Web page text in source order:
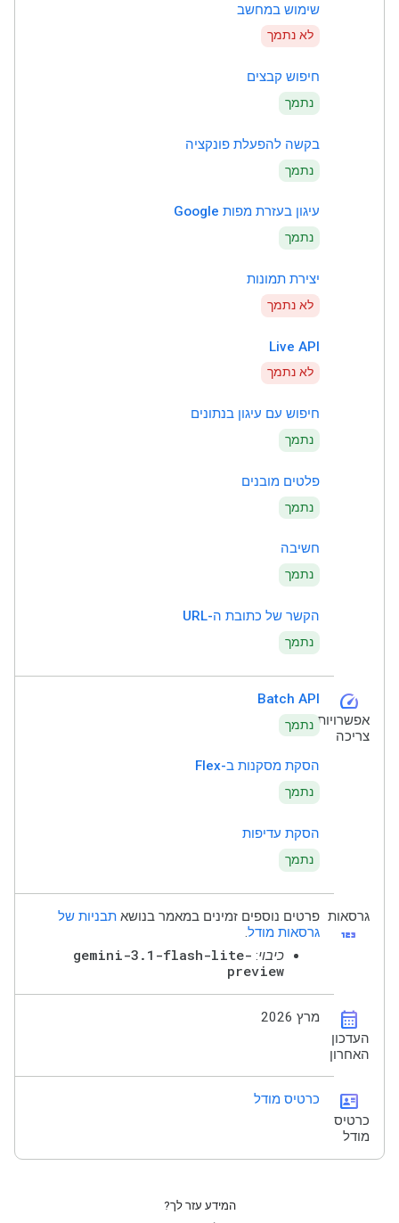
שימוש במחשב
לא נתמך
חיפוש קבצים
נתמך
בקשה להפעלת פונקציה
נתמך
עיגון בעזרת מפות Google
נתמך
יצירת תמונות
לא נתמך
Live API
לא נתמך
חיפוש עם עיגון בנתונים
נתמך
פלטים מובנים
נתמך
חשיבה
נתמך
הקשר של כתובת ה-URL
נתמך
speed
אפשרויות
צריכה
Batch API
נתמך
הסקת מסקנות ב-Flex
נתמך
הסקת עדיפות
נתמך
גרסאות
123
פרטים נוספים זמינים במאמר בנושא תבניות של
גרסאות מודל.
כיבוי:
gemini-3.1-flash-lite-
preview
calendar_month
העדכון
האחרון
מרץ 2026
id_card
כרטיס
מודל
כרטיס מודל
המידע עזר לך?